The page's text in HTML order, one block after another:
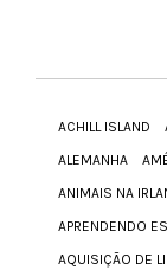
ACHILL ISLAND
ALEMANHA
ANIMAIS NA
APRENDENDO
AQUISIÇÃO DE